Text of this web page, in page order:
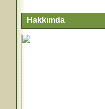
Hakkımda